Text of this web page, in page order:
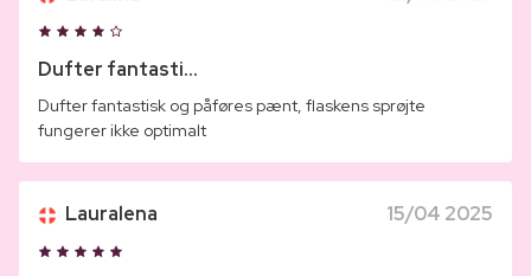
Dufter fantasti...
Dufter fantastisk og påføres pænt, flaskens sprøjte
fungerer ikke optimalt
Lauralena 15/04 2025